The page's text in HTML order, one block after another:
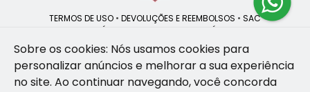
TERMOS DE USO • DEVOLUÇÕES E REEMBOLSOS • SAC
POLÍTICA DE PRIVACIDADE POLÍTICA DE COOKIES
Jacqueline Flores | CNPJ: 47.335.418/0001-13
Sobre os cookies: Nós usamos cookies para
personalizar anúncios e melhorar a sua experiência
no site. Ao continuar navegando, você concorda